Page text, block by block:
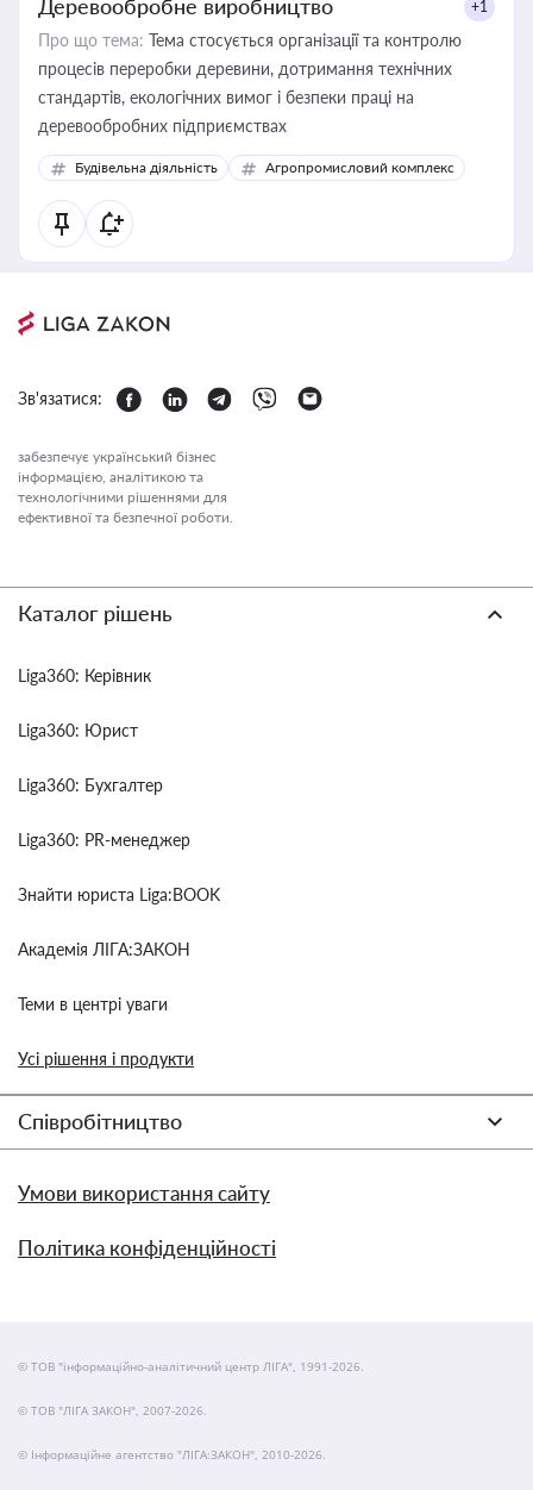
Деревообробне виробництво +1
Про що тема: Тема стосується організації та контролю
процесів переробки деревини, дотримання технічних
стандартів, екологічних вимог і безпеки праці на
деревообробних підприємствах
Будівельна діяльність Агропромисловий комплекс
Зв'язатися:
забезпечує український бізнес
інформацією, аналітикою та
технологічними рішеннями для
ефективної та безпечної роботи.
Каталог рішень
Liga360: Керівник
Liga360: Юрист
Liga360: Бухгалтер
Liga360: PR-менеджер
Знайти юриста Liga:BOOK
Академія ЛІГА:ЗАКОН
Теми в центрі уваги
Усі рішення і продукти
Співробітництво
Умови використання сайту
Політика конфіденційності
© ТОВ "інформаційно-аналітичний центр ЛІГА", 1991-2026.
© ТОВ "ЛІГА ЗАКОН", 2007-2026.
© Інформаційне агентство "ЛІГА:ЗАКОН", 2010-2026.